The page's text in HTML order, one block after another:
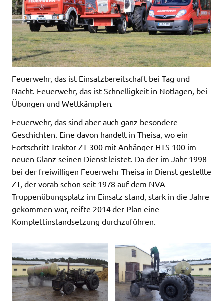
Feuerwehr, das ist Einsatzbereitschaft bei Tag und
Nacht. Feuerwehr, das ist Schnelligkeit in Notlagen, bei
Übungen und Wettkämpfen.
Feuerwehr, das sind aber auch ganz besondere
Geschichten. Eine davon handelt in Theisa, wo ein
Fortschritt-Traktor ZT 300 mit Anhänger HTS 100 im
neuen Glanz seinen Dienst leistet. Da der im Jahr 1998
bei der freiwilligen Feuerwehr Theisa in Dienst gestellte
ZT, der vorab schon seit 1978 auf dem NVA-
Truppenübungsplatz im Einsatz stand, stark in die Jahre
gekommen war, reifte 2014 der Plan eine
Komplettinstandsetzung durchzuführen.